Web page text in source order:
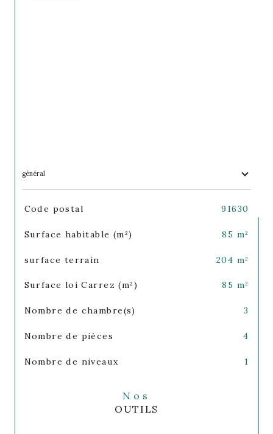
général
TRAD_SIROCCO_Caracteristique
Code postal 91630
Surface habitable (m²) 85 m²
surface terrain 204 m²
Surface loi Carrez (m²) 85 m²
Nombre de chambre(s) 3
Nombre de pièces 4
Nombre de niveaux 1
Nos
OUTILS